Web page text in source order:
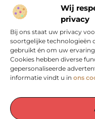
Wij
privacy
Bij ons staat uw privacy
soortgelijke technologieën
gebruikt én om uw
Cookies hebben diverse
gepersonaliseerde
informatie vindt u in ons
Onze informatie